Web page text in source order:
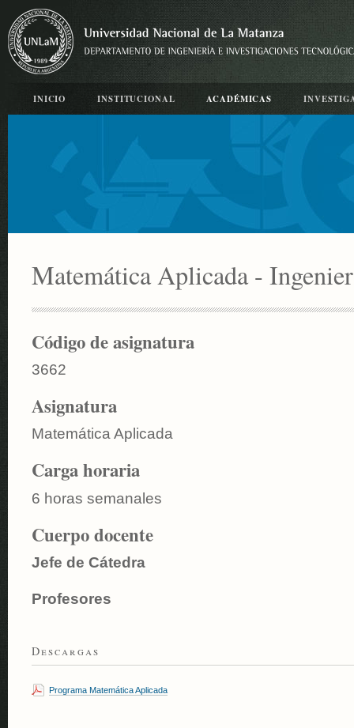
INICIO INSTITUCIONAL ACADÉMICAS
Matemática Aplicada -
Código de asignatura
3662
Asignatura
Matemática Aplicada
Carga horaria
6 horas semanales
Cuerpo docente
Jefe de Cátedra
Profesores
Descargas
Programa Matemática Aplicada